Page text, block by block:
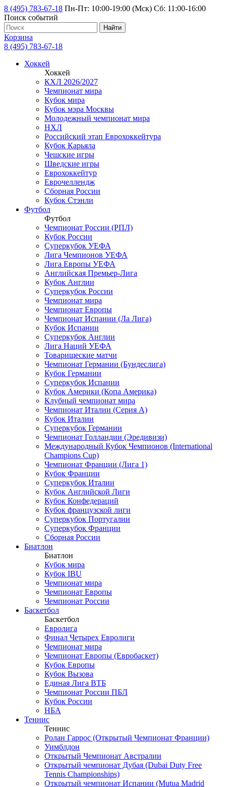
8 (495) 783-67-18 Пн-Пт: 10:00-19:00 (Мск) Сб: 11:00-16:00
Поиск событий
Найти
Корзина
8 (495) 783-67-18
Хоккей
Хоккей
КХЛ 2026/2027
Чемпионат мира
Кубок мира
Кубок мэра Москвы
Молодежный чемпионат мира
НХЛ
Российский этап Еврохоккейтура
Кубок Карьяла
Чешские игры
Шведские игры
Еврохоккейтур
Еврочеллендж
Сборная России
Кубок Стэнли
Футбол
Футбол
Чемпионат России (РПЛ)
Кубок России
Суперкубок УЕФА
Лига Чемпионов УЕФА
Лига Европы УЕФА
Английская Премьер-Лига
Кубок Англии
Суперкубок России
Чемпионат мира
Чемпионат Европы
Чемпионат Испании (Ла Лига)
Кубок Испании
Суперкубок Англии
Лига Наций УЕФА
Товарищеские матчи
Чемпионат Германии (Бундеслига)
Кубок Германии
Суперкубок Испании
Кубок Америки (Копа Америка)
Клубный чемпионат мира
Чемпионат Италии (Серия А)
Кубок Италии
Суперкубок Германии
Чемпионат Голландии (Эредивизи)
Международный Кубок Чемпионов (International
Champions Cup)
Чемпионат Франции (Лига 1)
Кубок Франции
Суперкубок Италии
Кубок Английской Лиги
Кубок Конфедераций
Кубок французской лиги
Суперкубок Португалии
Суперкубок Франции
Сборная России
Биатлон
Биатлон
Кубок мира
Кубок IBU
Чемпионат мира
Чемпионат Европы
Чемпионат России
Баскетбол
Баскетбол
Евролига
Финал Четырех Евролиги
Чемпионат мира
Чемпионат Европы (Евробаскет)
Кубок Европы
Кубок Вызова
Единая Лига ВТБ
Чемпионат России ПБЛ
Кубок России
НБА
Теннис
Теннис
Ролан Гаррос (Открытый Чемпионат Франции)
Уимблдон
Открытый Чемпионат Австралии
Открытый чемпионат Дубая (Dubai Duty Free
Tennis Championships)
Открытый чемпионат Испании (Mutua Madrid